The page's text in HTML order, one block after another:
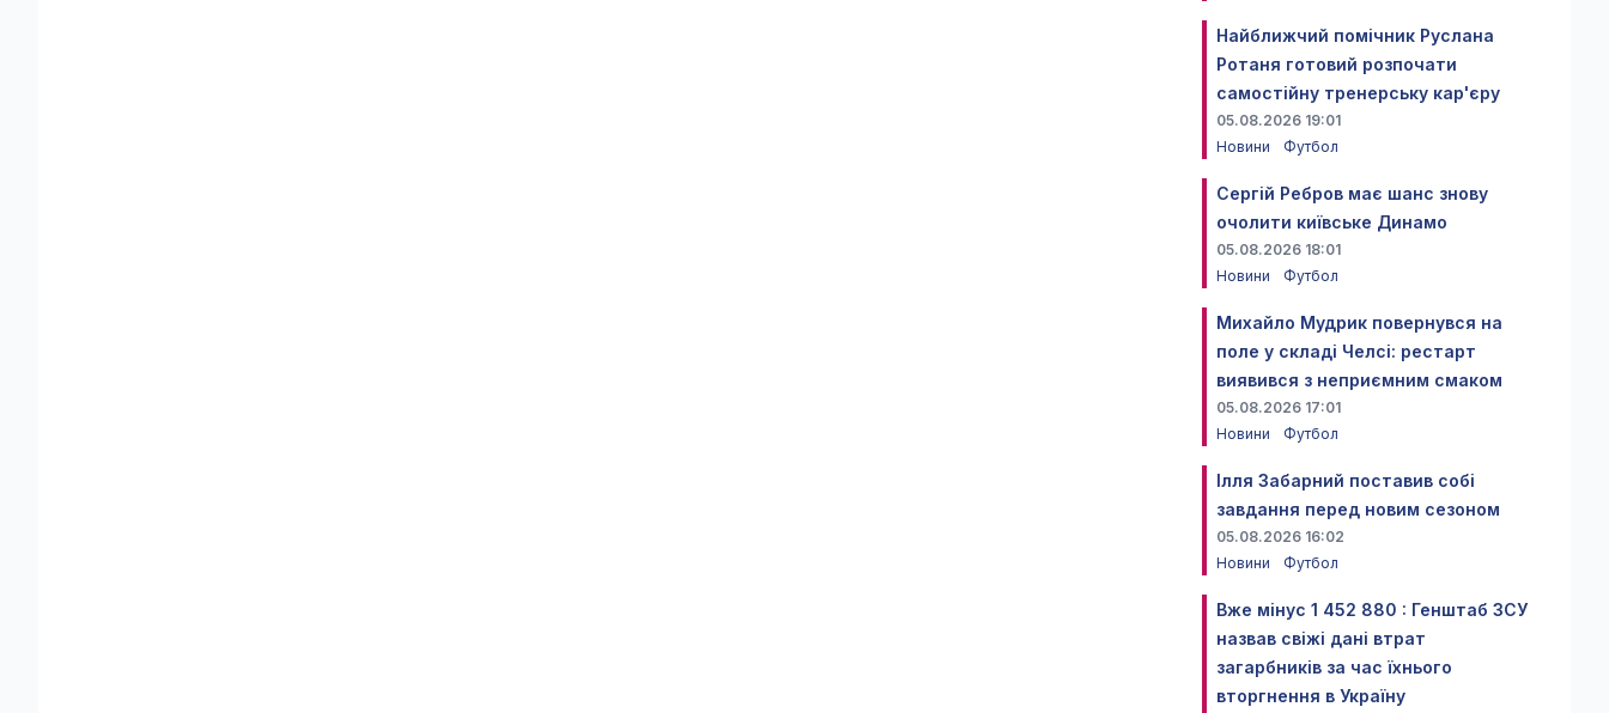
Найближчий помічник Руслана
Ротаня готовий розпочати
самостійну тренерську кар'єру
05.08.2026 19:01
Новини
Футбол
Сергій Ребров має шанс знову
очолити київське Динамо
05.08.2026 18:01
Новини
Футбол
Михайло Мудрик повернувся на
поле у складі Челсі: рестарт
виявився з неприємним смаком
05.08.2026 17:01
Новини
Футбол
Ілля Забарний поставив собі
завдання перед новим сезоном
05.08.2026 16:02
Новини
Футбол
Вже мінус 1 452 880 : Генштаб ЗСУ
назвав свіжі дані втрат
загарбників за час їхнього
вторгнення в Україну